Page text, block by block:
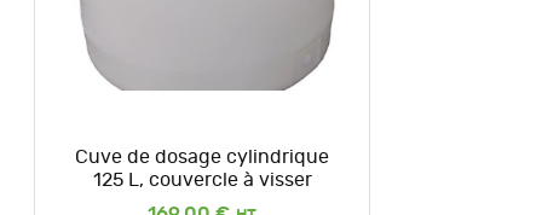
Cuve de dosage cylindrique
125 L, couvercle à visser